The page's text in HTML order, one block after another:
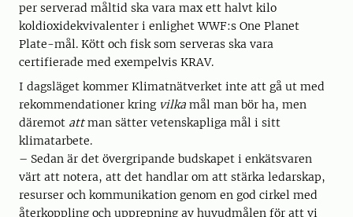
per serverad måltid ska vara max ett halvt kilo
koldioxidekvivalenter i enlighet WWF:s One Planet
Plate-mål. Kött och fisk som serveras ska vara
certifierade med exempelvis KRAV.
I dagsläget kommer Klimatnätverket inte att gå ut med
rekommendationer kring vilka mål man bör ha, men
däremot attman sätter vetenskapliga mål i sitt
klimatarbete.
– Sedan är det övergripande budskapet i enkätsvaren
värt att notera, att det handlar om att stärka ledarskap,
resurser och kommunikation genom en god cirkel med
återkoppling och upprepning av huvudmålen för att vi